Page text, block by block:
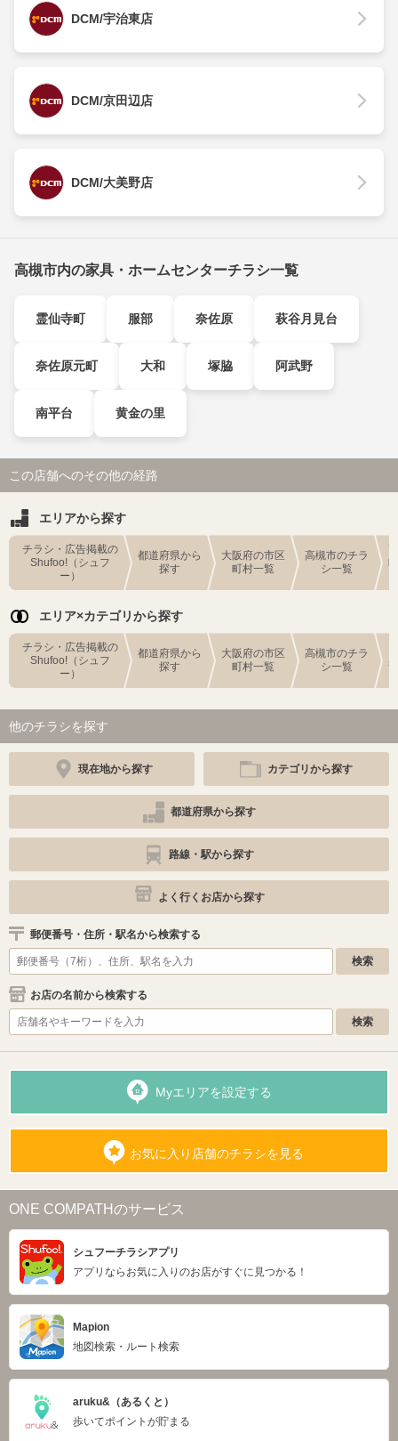
DCM/宇治東店
DCM/京田辺店
DCM/大美野店
高槻市内の家具・ホームセンターチラシ一覧
霊仙寺町 服部 奈佐原 萩谷月見台
奈佐原元町 大和 塚脇 阿武野
南平台 黄金の里
この店舗へのその他の経路
エリアから探す
チラシ・広告掲載の
Shufoo!（シュフ
ー）
都道府県から
探す
大阪府の市区
町村一覧
高槻市のチラ
シ一覧
エリア×カテゴリから探す
チラシ・広告掲載の
Shufoo!（シュフ
ー）
都道府県から
探す
大阪府の市区
町村一覧
高槻市のチラ
シ一覧
他のチラシを探す
現在地から探す カテゴリから探す
都道府県から探す
路線・駅から探す
よく行くお店から探す
郵便番号・住所・駅名から検索する
お店の名前から検索する
Myエリアを設定する
お気に入り店舗のチラシを見る
ONE COMPATHのサービス
シュフーチラシアプリ
アプリならお気に入りのお店がすぐに見つかる！
Mapion
地図検索・ルート検索
aruku&（あるくと）
歩いてポイントが貯まる